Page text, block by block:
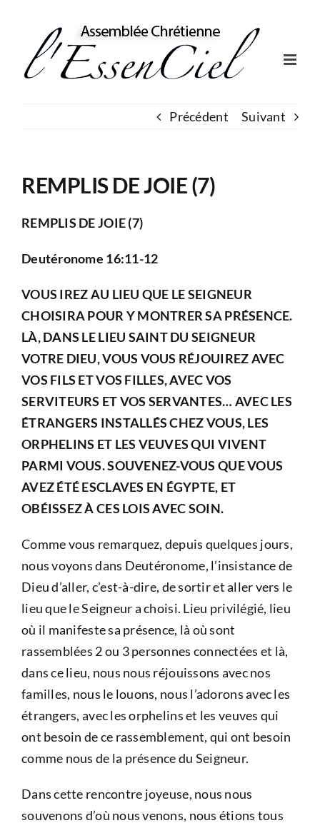
content
Précédent Suivant
REMPLIS DE JOIE (7)
REMPLIS DE JOIE (7)
Deutéronome 16:11-12
VOUS IREZ AU LIEU QUE LE SEIGNEUR
CHOISIRA POUR Y MONTRER SA PRÉSENCE.
LÀ, DANS LE LIEU SAINT DU SEIGNEUR
VOTRE DIEU, VOUS VOUS RÉJOUIREZ AVEC
VOS FILS ET VOS FILLES, AVEC VOS
SERVITEURS ET VOS SERVANTES… AVEC LES
ÉTRANGERS INSTALLÉS CHEZ VOUS, LES
ORPHELINS ET LES VEUVES QUI VIVENT
PARMI VOUS. SOUVENEZ-VOUS QUE VOUS
AVEZ ÉTÉ ESCLAVES EN ÉGYPTE, ET
OBÉISSEZ À CES LOIS AVEC SOIN.
Comme vous remarquez, depuis quelques jours,
nous voyons dans Deutéronome, l’insistance de
Dieu d’aller, c’est-à-dire, de sortir et aller vers le
lieu que le Seigneur a choisi. Lieu privilégié, lieu
où il manifeste sa présence, là où sont
rassemblées 2 ou 3 personnes connectées et là,
dans ce lieu, nous nous réjouissons avec nos
familles, nous le louons, nous l’adorons avec les
étrangers, avec les orphelins et les veuves qui
ont besoin de ce rassemblement, qui ont besoin
comme nous de la présence du Seigneur.
Dans cette rencontre joyeuse, nous nous
souvenons d’où nous venons, nous étions tous